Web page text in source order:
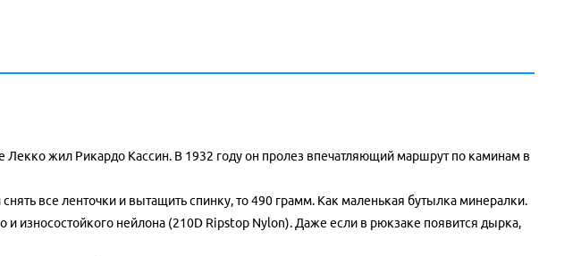
жил Рикардо Кассин. В 1932 году он пролез впечатляющий маршрут по каминам в
все ленточки и вытащить спинку, то 490 грамм. Как маленькая бутылка минералки.
и износостойкого нейлона (210D Ripstop Nylon). Даже если в рюкзаке появится дырка,